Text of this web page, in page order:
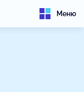
Меню